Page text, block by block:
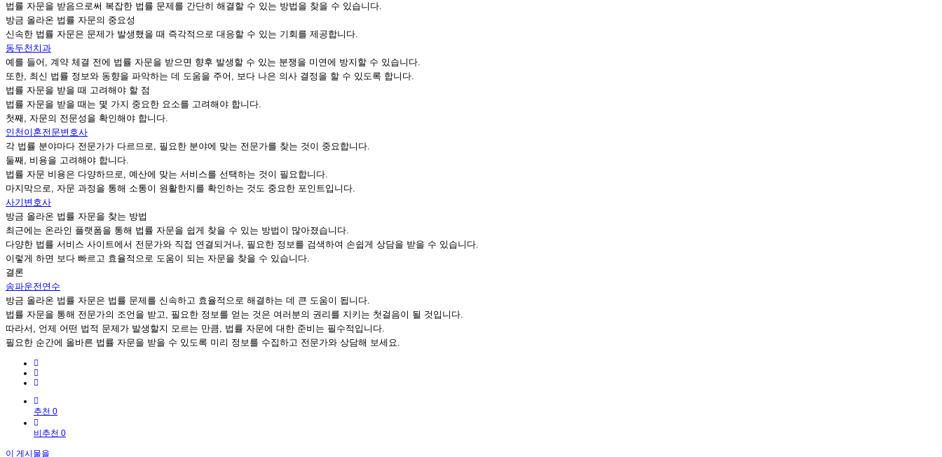
법률 자문을 받음으로써 복잡한 법률 문제를 간단히 해결할 수 있는 방법을 찾을 수 있습니다.
방금 올라온 법률 자문의 중요성
신속한 법률 자문은 문제가 발생했을 때 즉각적으로 대응할 수 있는 기회를 제공합니다.
동두천치과
예를 들어, 계약 체결 전에 법률 자문을 받으면 향후 발생할 수 있는 분쟁을 미연에 방지할 수 있습니다.
또한, 최신 법률 정보와 동향을 파악하는 데 도움을 주어, 보다 나은 의사 결정을 할 수 있도록 합니다.
법률 자문을 받을 때 고려해야 할 점
법률 자문을 받을 때는 몇 가지 중요한 요소를 고려해야 합니다.
첫째, 자문의 전문성을 확인해야 합니다.
인천이혼전문변호사
각 법률 분야마다 전문가가 다르므로, 필요한 분야에 맞는 전문가를 찾는 것이 중요합니다.
둘째, 비용을 고려해야 합니다.
법률 자문 비용은 다양하므로, 예산에 맞는 서비스를 선택하는 것이 필요합니다.
마지막으로, 자문 과정을 통해 소통이 원활한지를 확인하는 것도 중요한 포인트입니다.
사기변호사
방금 올라온 법률 자문을 찾는 방법
최근에는 온라인 플랫폼을 통해 법률 자문을 쉽게 찾을 수 있는 방법이 많아졌습니다.
다양한 법률 서비스 사이트에서 전문가와 직접 연결되거나, 필요한 정보를 검색하여 손쉽게 상담을 받을 수 있습니다.
이렇게 하면 보다 빠르고 효율적으로 도움이 되는 자문을 찾을 수 있습니다.
결론
송파운전연수
방금 올라온 법률 자문은 법률 문제를 신속하고 효율적으로 해결하는 데 큰 도움이 됩니다.
법률 자문을 통해 전문가의 조언을 받고, 필요한 정보를 얻는 것은 여러분의 권리를 지키는 첫걸음이 될 것입니다.
따라서, 언제 어떤 법적 문제가 발생할지 모르는 만큼, 법률 자문에 대한 준비는 필수적입니다.
필요한 순간에 올바른 법률 자문을 받을 수 있도록 미리 정보를 수집하고 전문가와 상담해 보세요.
추천 0
비추천 0
이 게시물을